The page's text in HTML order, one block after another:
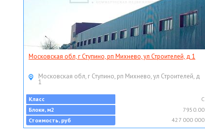
Московская обл, г Ступино, рп Михнево, ул Строителей, д 1
Московская обл, г Ступино, рп Михнево, ул Строителей, д
1
Класс
C
Блоки, м2
7950.00
Стоимость, руб
427 000 000